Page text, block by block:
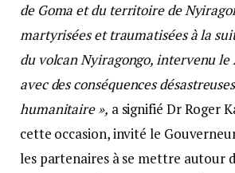
de Goma et du territoire de
martyrisées et traumatisées à la
du volcan Nyiragongo, intervenu le
avec des conséquences
humanitaire », a signifié Dr Roger
cette occasion, invité le
les partenaires à se mettre autour